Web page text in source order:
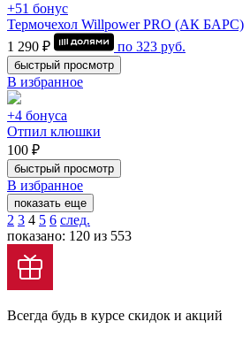
+51 бонус
Термочехол Willpower PRO (АК БАРС)
1 290 ₽
по 323 руб.
быстрый просмотр
В избранное
+4 бонуса
Отпил клюшки
100 ₽
быстрый просмотр
В избранное
показать еще
2 3 4 5 6 след.
показано: 120 из 553
Всегда будь в курсе скидок и акций